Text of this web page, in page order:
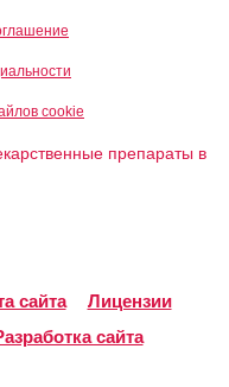
cookie
препараты в
сайта
Лицензии
сайта